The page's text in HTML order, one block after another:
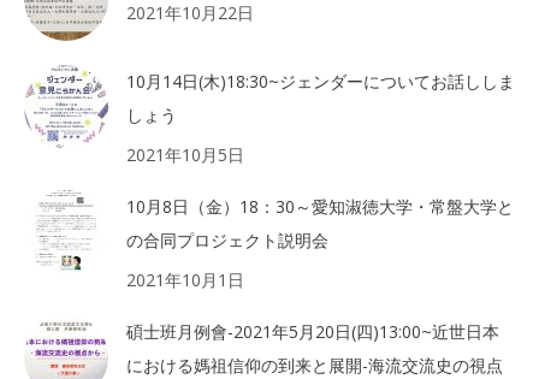
2021年10月22日
10月14日(木)18:30~ジェンダーについてお話ししま
しょう
2021年10月5日
10月8日（金）18：30～愛知淑徳大学・常盤大学と
の合同プロジェクト説明会
2021年10月1日
碩士班月例會-2021年5月20日(四)13:00~近世日本
における媽祖信仰の到来と展開-海流交流史の視点